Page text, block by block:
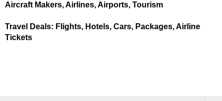
Aircraft Makers, Airlines, Airports, Tourism
Travel Deals: Flights, Hotels, Cars, Packages, Airline
Tickets